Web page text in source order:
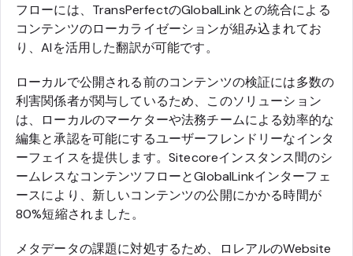
フローには、TransPerfectのGlobalLinkとの統合による
コンテンツのローカライゼーションが組み込まれてお
り、AIを活用した翻訳が可能です。
ローカルで公開される前のコンテンツの検証には多数の
利害関係者が関与しているため、このソリューション
は、ローカルのマーケターや法務チームによる効率的な
編集と承認を可能にするユーザーフレンドリーなインタ
ーフェイスを提供します。Sitecoreインスタンス間のシ
ームレスなコンテンツフローとGlobalLinkインターフェ
ースにより、新しいコンテンツの公開にかかる時間が
80%短縮されました。
メタデータの課題に対処するため、ロレアルのWebsite